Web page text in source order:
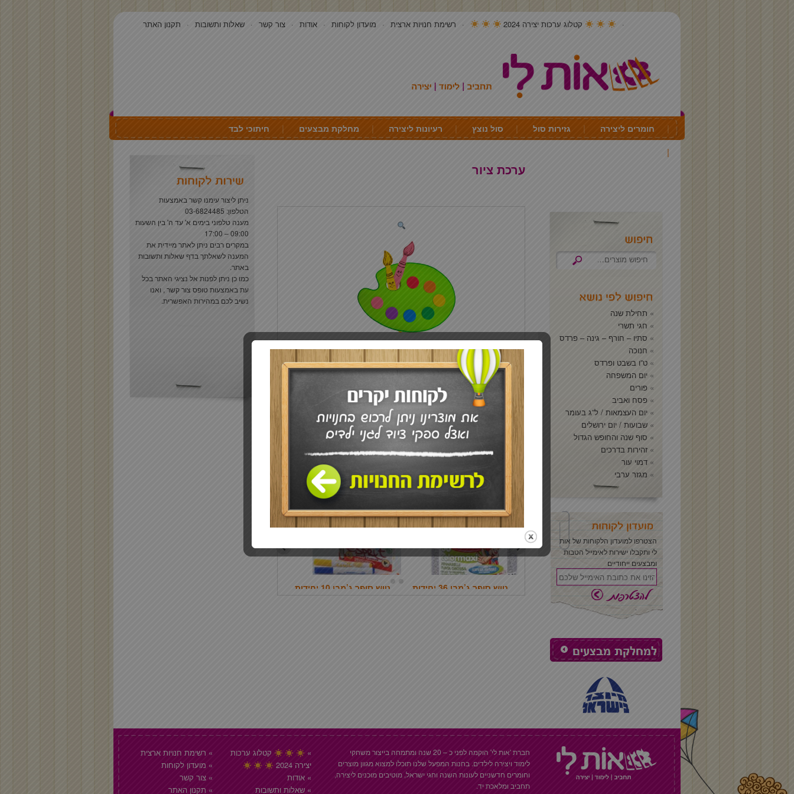
קטלוג ערכות יצירה 2024 רשימת חנויות ארצית מועדון לקוחות אודות צור קשר שאלות ותשובות תקנון האתר
חומרים ליצירה גזירות סול סול נוצץ רעיונות ליצירה מחלקת מבצעים
חיתוכי לבד
תחילת שנה
חגי תשרי
סתיו – חורף – גינה – פרדס
חנוכה
ט”ו בשבט ופרדס
יום המשפחה
פורים
פסח ואביב
יום העצמאות / ל”ג בעומר
שבועות / יום ירושלים
סוף שנה והחופש הגדול
זהירות בדרכים
דמוי עור
מגזר ערבי
הצטרפו למועדון הלקוחות של אות
לי ותקבלו ישירות לאימייל הטבות
ומבצעים ייחודיים
ערכת ציור
כמות בחבילה:
חומר:
סול צבעוני
מידות מוצר מוגמר:23X16 ס"מ
מק"ט:
הערות:בחר/י לך מוצר משלים המתאים לערכה. הצביעה להמחשה
בלבד
פנקס טוש סופר ג’מבו 36 יחידות טוש סופר ג’מבו 10 יחידות
ניתן ליצור עימנו קשר באמצעות
הטלפון: 03-6824485
מענה טלפוני בימים א' עד ה' בין השעות
09:00 – 17:00
במקרים רבים ניתן לאתר מיידית את
המענה לשאלתך בדףשאלות ותשובות
באתר.
כמו כן ניתן לפנות אל נציגי האתר בכל
עת באמצעות טופס צור קשר , ואנו
נשיב לכם במהירות האפשרית.
חברת 'אות לי' הוקמה לפני כ – 20 שנה ומתמחה בייצור משחקי
לימוד ויצירה לילדים. בחנות המפעל שלנו תוכלו למצוא מגוון מוצרים
וחומרים חדשניים לעונות השנה וחגי ישראל, מוטיבים מוכנים ליצירה,
תחביב ומלאכת יד.
קטלוג ערכות
יצירה 2024
רשימת חנויות ארצית
מועדון לקוחות
אודות
צור קשר
שאלות ותשובות
תקנון האתר